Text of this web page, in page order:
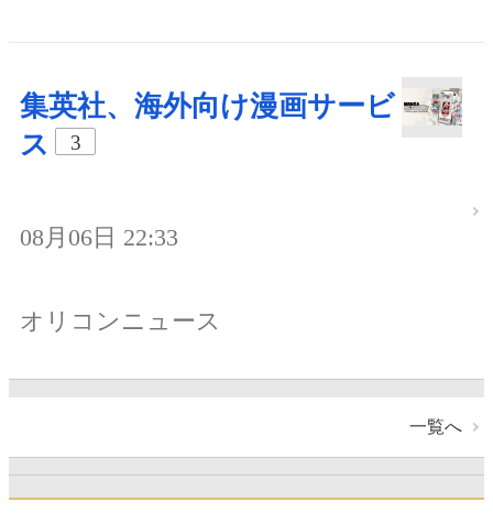
集英社、海外向け漫画サービ
ス
3
08月06日 22:33
オリコンニュース
一覧へ